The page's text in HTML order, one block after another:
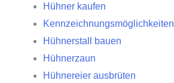
Hühner kaufen
Kennzeichnungsmöglichkeiten
Hühnerstall bauen
Hühnerzaun
Hühnereier ausbrüten